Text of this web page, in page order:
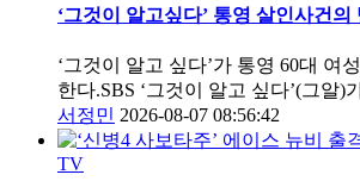
‘그것이 알고싶다’ 통영 살인사건의
‘그것이 알고 싶다’가 통영 60대 여
한다.SBS ‘그것이 알고 싶다’(그알)
서정민 2026-08-07 08:56:42
TV